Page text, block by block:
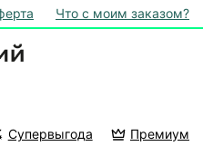
Что с моим заказом?
Супервыгода Премиум